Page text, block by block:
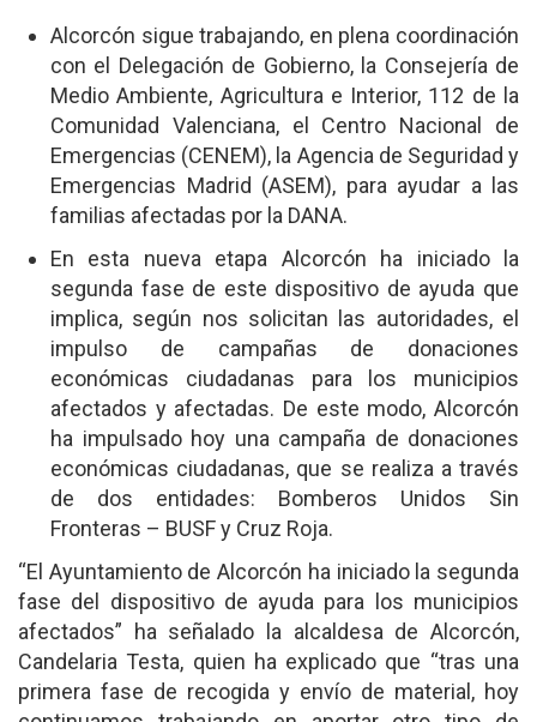
Alcorcón sigue trabajando, en plena coordinación
con el Delegación de Gobierno, la Consejería de
Medio Ambiente, Agricultura e Interior, 112 de la
Comunidad Valenciana, el Centro Nacional de
Emergencias (CENEM), la Agencia de Seguridad y
Emergencias Madrid (ASEM), para ayudar a las
familias afectadas por la DANA.
En esta nueva etapa Alcorcón ha iniciado la
segunda fase de este dispositivo de ayuda que
implica, según nos solicitan las autoridades, el
impulso de campañas de donaciones
económicas ciudadanas para los municipios
afectados y afectadas. De este modo, Alcorcón
ha impulsado hoy una campaña de donaciones
económicas ciudadanas, que se realiza a través
de dos entidades: Bomberos Unidos Sin
Fronteras – BUSF y Cruz Roja.
“El Ayuntamiento de Alcorcón ha iniciado la segunda
fase del dispositivo de ayuda para los municipios
afectados” ha señalado la alcaldesa de Alcorcón,
Candelaria Testa, quien ha explicado que “tras una
primera fase de recogida y envío de material, hoy